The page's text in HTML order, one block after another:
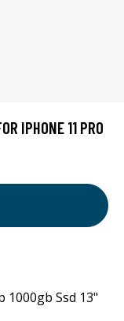
IPHONE 11 PRO